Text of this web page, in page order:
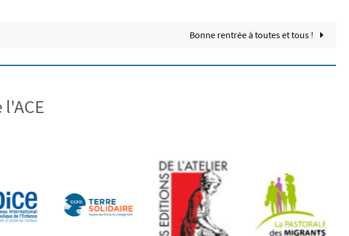
Bonne rentrée à toutes et tous !